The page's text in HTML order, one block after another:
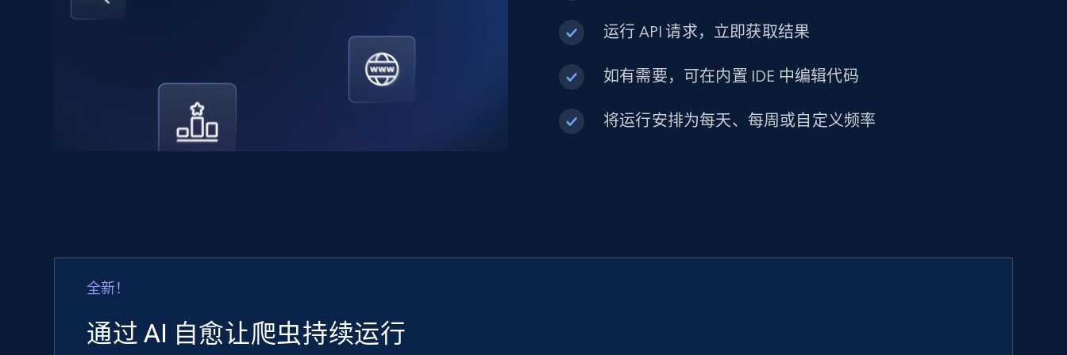
运行 API 请求，立即获取结果
如有需要，可在内置 IDE 中编辑代码
将运行安排为每天、每周或自定义频率
全新！
通过 AI 自愈让爬虫持续运行